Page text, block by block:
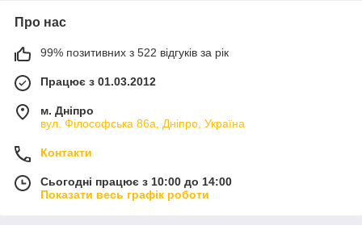
Про нас
99% позитивних з 522 відгуків за рік
Працює з 01.03.2012
м. Дніпро
вул. Філософська 86а, Дніпро, Україна
Контакти
Сьогодні працює з 10:00 до 14:00
Показати весь графік роботи